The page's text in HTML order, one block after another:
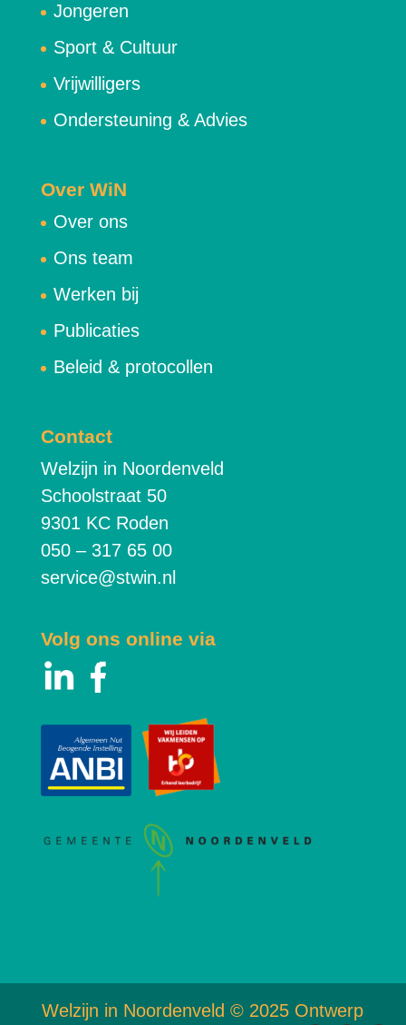
Jongeren
Sport & Cultuur
Vrijwilligers
Ondersteuning & Advies
Over WiN
Over ons
Ons team
Werken bij
Publicaties
Beleid & protocollen
Contact
Welzijn in Noordenveld
Schoolstraat 50
9301 KC Roden
050 – 317 65 00
service@stwin.nl
Volg ons online via
Welzijn in Noordenveld © 2025 Ontwerp